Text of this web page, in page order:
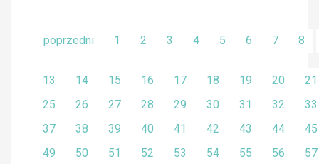
poprzedni 1 2 3 4 5 6 7 8
13 14 15 16 17 18 19 20
21
25
26 27 28 29 30 31 32
33
37
38 39 40 41 42 43 44
45
49
50 51 52 53 54 55 56
57